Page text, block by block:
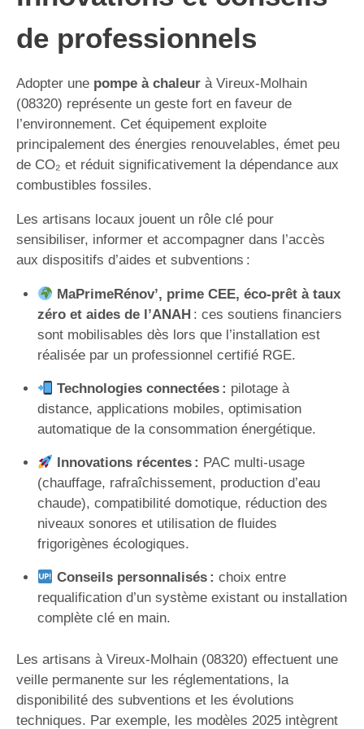
de professionnels
Adopter une pompe à chaleur à Vireux-Molhain
(08320) représente un geste fort en faveur de
l’environnement. Cet équipement exploite
principalement des énergies renouvelables, émet peu
de CO₂ et réduit significativement la dépendance aux
combustibles fossiles.
Les artisans locaux jouent un rôle clé pour
sensibiliser, informer et accompagner dans l’accès
aux dispositifs d’aides et subventions :
MaPrimeRénov’, prime CEE, éco-prêt à taux
zéro et aides de l’ANAH : ces soutiens financiers
sont mobilisables dès lors que l’installation est
réalisée par un professionnel certifié RGE.
Technologies connectées : pilotage à
distance, applications mobiles, optimisation
automatique de la consommation énergétique.
Innovations récentes : PAC multi-usage
(chauffage, rafraîchissement, production d’eau
chaude), compatibilité domotique, réduction des
niveaux sonores et utilisation de fluides
frigorigènes écologiques.
Conseils personnalisés : choix entre
requalification d’un système existant ou installation
complète clé en main.
Les artisans à Vireux-Molhain (08320) effectuent une
veille permanente sur les réglementations, la
disponibilité des subventions et les évolutions
techniques. Par exemple, les modèles 2025 intègrent